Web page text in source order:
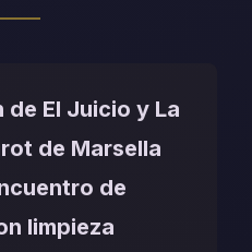
El Juicio y La
de Marsella
de
limpieza